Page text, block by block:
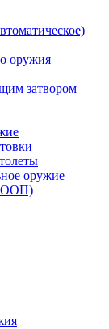
оружия
затвором
оружие